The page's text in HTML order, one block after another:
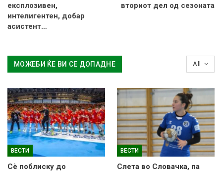
експлозивен,
интелигентен, добар
асистент…
вториот дел од сезоната
All
МОЖЕБИ ЌЕ ВИ СЕ ДОПАДНЕ
ВЕСТИ
Сè поблиску до
ВЕСТИ
Слетa во Словачка, па